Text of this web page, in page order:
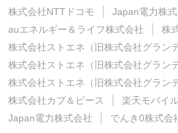
株式会社NTTドコモ
Japan電力株
auエネルギー＆ライフ株式会社
株
株式会社ストエネ（旧株式会社グラン
株式会社ストエネ（旧株式会社グラン
株式会社ストエネ（旧株式会社グラン
株式会社カブ＆ピース
楽天モバイ
Japan電力株式会社
でんき0株式会